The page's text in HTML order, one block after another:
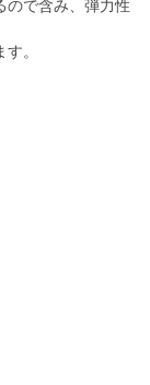
ので含み、弾力性
。